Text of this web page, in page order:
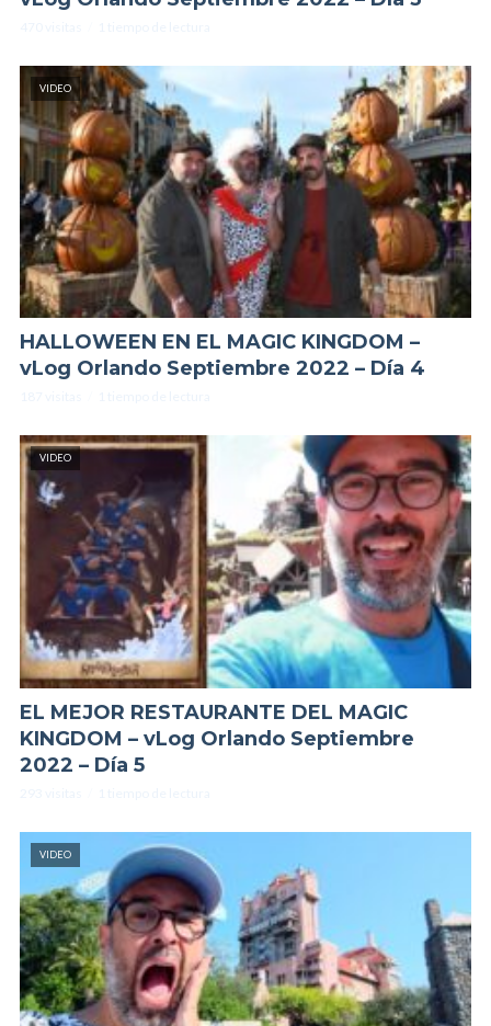
VIDEO
HALLOWEEN EN EL MAGIC KINGDOM –
vLog Orlando Septiembre 2022 – Día 4
VIDEO
EL MEJOR RESTAURANTE DEL MAGIC
KINGDOM – vLog Orlando Septiembre
2022 – Día 5
VIDEO